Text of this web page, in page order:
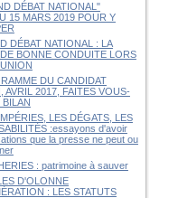
DÉBAT NATIONAL"
15 MARS 2019 POUR Y
DÉBAT NATIONAL : LA
BONNE CONDUITE LORS
DU CANDIDAT
AVRIL 2017, FAITES VOUS-
BILAN
LES DÉGATS, LES
:essayons d'avoir
que la presse ne peut ou
: patrimoine à sauver
D'OLONNE
: LES STATUTS